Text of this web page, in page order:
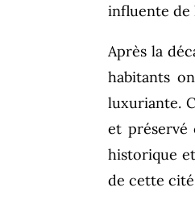
influente de
Après la
habitants
luxuriante.
et préservé
historique
de cette